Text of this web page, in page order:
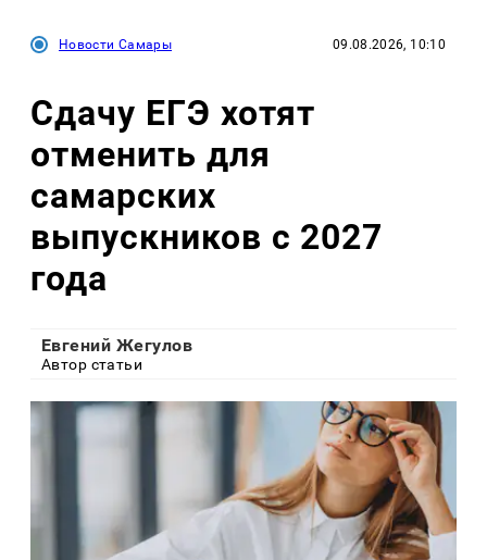
Новости Самары 09.08.2026, 10:10
Сдачу ЕГЭ хотят
отменить для
самарских
выпускников с 2027
года
Евгений Жегулов
Автор статьи